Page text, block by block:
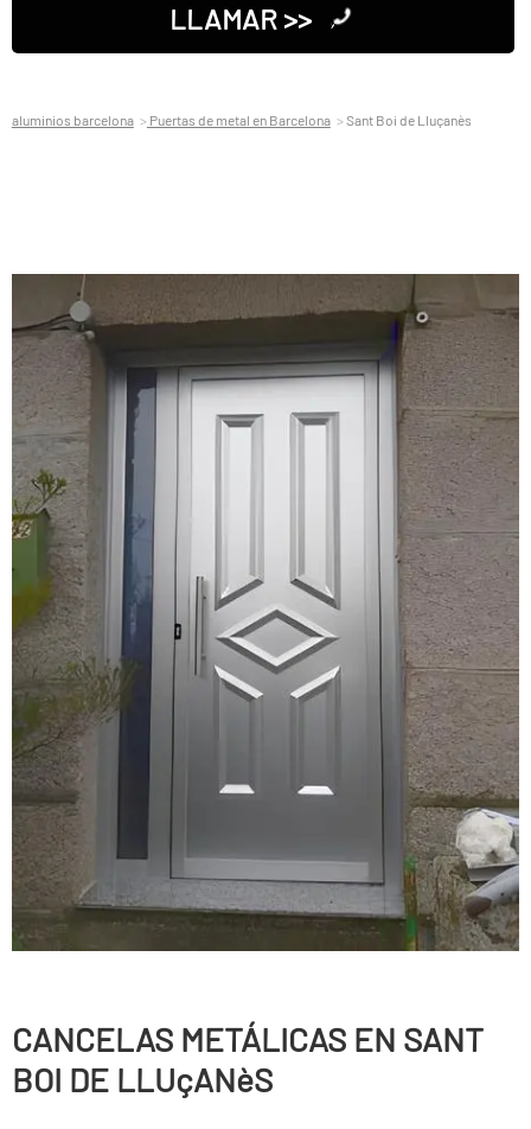
LLAMAR >>
aluminios barcelona Puertas de metal en Barcelona Sant Boi de Lluçanès
CANCELAS METÁLICAS EN SANT
BOI DE LLUçANèS